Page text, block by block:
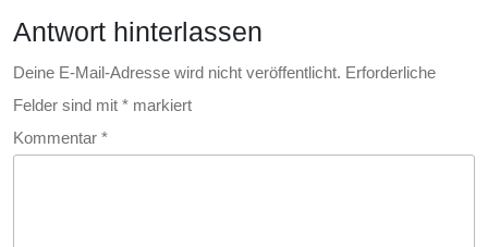
Antwort hinterlassen
Deine E-Mail-Adresse wird nicht veröffentlicht. Erforderliche
Felder sind mit * markiert
Kommentar *